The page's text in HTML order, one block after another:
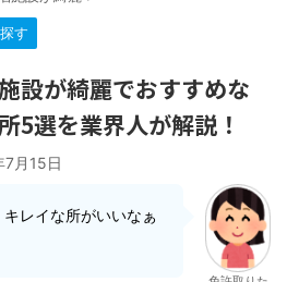
す
設が綺麗でおすすめな
5選を業界人が解説！
7月15日
レイな所がいいなぁ